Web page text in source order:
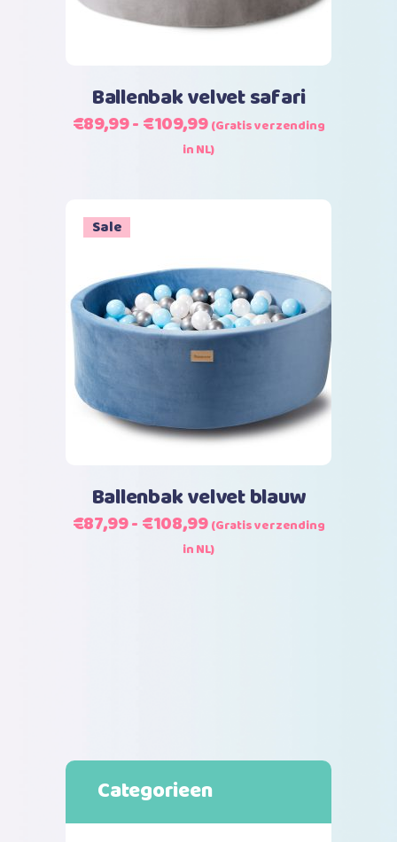
variaties.
gekozen
worden
productpagina
Ballenbak velvet safari
€89,99-€109,99Prijsklasse:
€89,99
€109,99
(Gratis verzending
in NL)
Sale
Opties selecteren
Dit
product
meerdere
variaties.
Deze
gekozen
worden
Ballenbak velvet blauw
€87,99-€108,99Prijsklasse:
€87,99
(Gratis verzending
in NL)
Categorieen